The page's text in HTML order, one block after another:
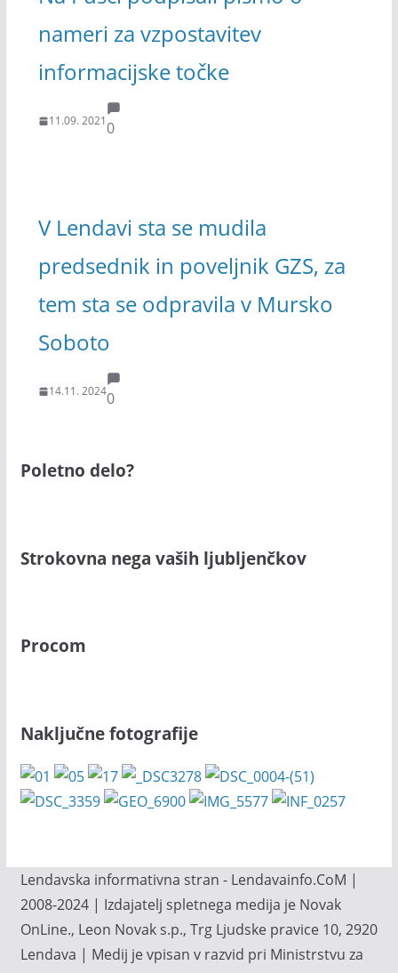
nameri za vzpostavitev
informacijske točke
11.09. 20210
V Lendavi sta se mudila
predsednik in poveljnik GZS, za
tem sta se odpravila v Mursko
Soboto
14.11. 20240
Poletno delo?
Strokovna nega vaših ljubljenčkov
Procom
Naključne fotografije
Lendavska informativna stran - Lendavainfo.CoM |
2008-2024 | Izdajatelj spletnega medija je Novak
OnLine., Leon Novak s.p., Trg Ljudske pravice 10, 2920
Lendava | Medij je vpisan v razvid pri Ministrstvu za